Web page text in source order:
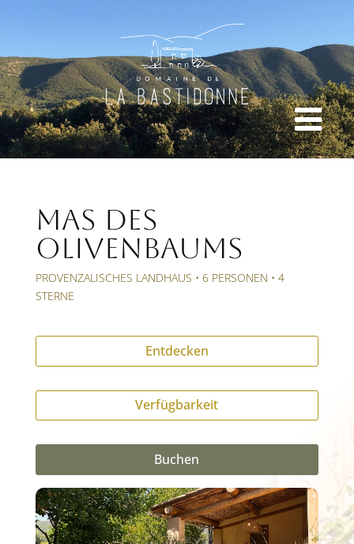
MAS DES
OLIVENBAUMS
PROVENZALISCHES LANDHAUS • 6 PERSONEN • 4
STERNE
Entdecken
Verfügbarkeit
Buchen